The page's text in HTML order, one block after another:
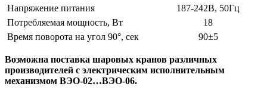
Напряжение питания
187-242В, 50Гц
Потребляемая мощность, Вт
18
Время поворота на угол 90°, сек
90±5
Возможна поставка шаровых кранов различных
производителей с электрическим исполнительным
механизмом ВЭО-02…ВЭО-06.